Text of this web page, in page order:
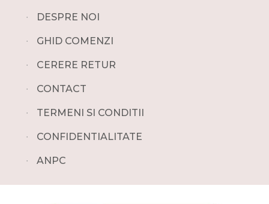
∙ DESPRE NOI
∙ GHID COMENZI
∙ CERERE RETUR
∙ CONTACT
∙ TERMENI SI CONDITII
∙ CONFIDENTIALITATE
∙ ANPC